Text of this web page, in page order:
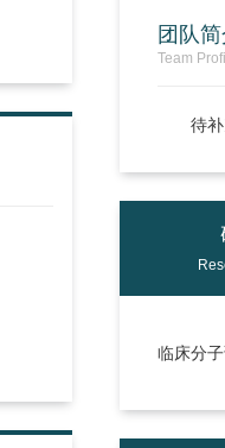
团队
Team
待
临床分